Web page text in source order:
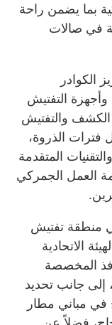
بما يضمن راحة
في صالات
وأجهزة التفتيش
الكشف والتفتيش
فترات الذروة،
المتقدمة
العمل الجمركي
منطقة تفتيش
الاتحادية
المخصصة
إلى جانب تحديد
في مباني مطار